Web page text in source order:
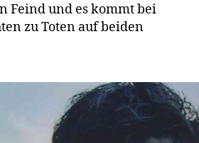
Feind und es kommt bei
zu Toten auf beiden